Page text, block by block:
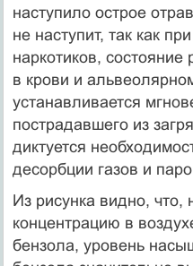
наступило острое
не наступит, так как
наркотиков, состояние
в крови и
устанавливается
пострадавшего из
диктуется
десорбции газов и
Из рисунка видно, что,
концентрацию в
бензола, уровень